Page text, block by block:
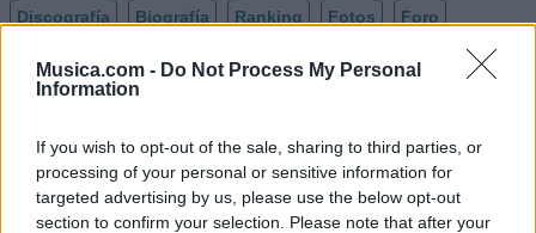
Musica.com - Do Not Process My Personal
Information
If you wish to opt-out of the sale, sharing to third parties, or
processing of your personal or sensitive information for
targeted advertising by us, please use the below opt-out
section to confirm your selection. Please note that after your
Discografía Biografía Ranking Fotos Foro
Añadir Letra
Biografía de Gilberto Santa Rosa
El Caballero de la Salsa: La Vida y Música de
Gilberto Santa Rosa